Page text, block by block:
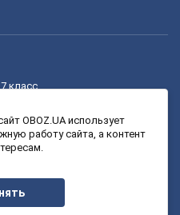
7 класс
9 класс
OBOZ.UA использует
работу сайта, а контент